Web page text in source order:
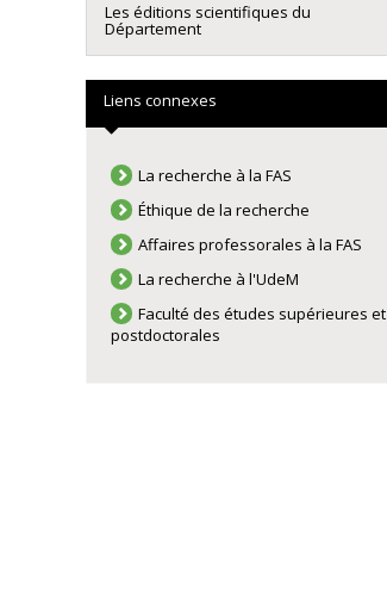
Les éditions scientifiques du
Département
Liens connexes
La recherche à la FAS
Éthique de la recherche
Affaires professorales à la FAS
La recherche à l'UdeM
Faculté des études supérieures et
postdoctorales